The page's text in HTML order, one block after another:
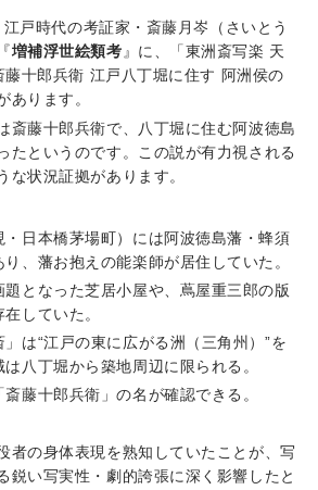
戸時代の考証家・斎藤月岑（さいとう
増補浮世絵類考 』に、「東洲斎写楽 天
十郎兵衛 江戸八丁堀に住す 阿洲侯の
あります。
斎藤十郎兵衛で、八丁堀に住む阿波徳島
たというのです。この説が有力視される
な状況証拠があります。
・日本橋茅場町）には阿波徳島藩・蜂須
、藩お抱えの能楽師が居住していた。
となった芝居小屋や、蔦屋重三郎の版
していた。
は“江戸の東に広がる洲（三角州）”を
八丁堀から築地周辺に限られる。
藤十郎兵衛」の名が確認できる。
者の身体表現を熟知していたことが、写
鋭い写実性・劇的誇張に深く影響したと